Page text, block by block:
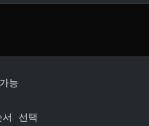
능
선택